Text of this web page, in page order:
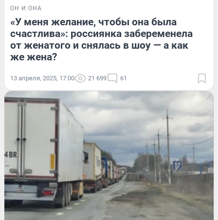
ОН И ОНА
«У меня желание, чтобы она была
счастлива»: россиянка забеременела
от женатого и снялась в шоу — а как
же жена?
13 апреля, 2025, 17:00 21 699 61